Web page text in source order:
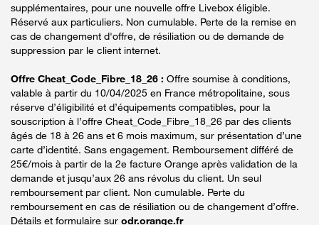
supplémentaires, pour une nouvelle offre Livebox éligible.
Réservé aux particuliers. Non cumulable. Perte de la remise en
cas de changement d'offre, de résiliation ou de demande de
suppression par le client internet.
Offre Cheat_Code_Fibre_18_26 : Offre soumise à conditions,
valable à partir du 10/04/2025 en France métropolitaine, sous
réserve d’éligibilité et d’équipements compatibles, pour la
souscription à l’offre Cheat_Code_Fibre_18_26 par des clients
âgés de 18 à 26 ans et 6 mois maximum, sur présentation d’une
carte d’identité. Sans engagement. Remboursement différé de
25€/mois à partir de la 2e facture Orange après validation de la
demande et jusqu’aux 26 ans révolus du client. Un seul
remboursement par client. Non cumulable. Perte du
remboursement en cas de résiliation ou de changement d’offre.
Détails et formulaire sur odr.orange.fr